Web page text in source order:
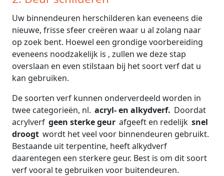
Uw binnendeuren herschilderen kan eveneens die
nieuwe, frisse sfeer creëren waar u al zolang naar
op zoek bent. Hoewel een grondige voorbereiding
eveneens noodzakelijk is , zullen we deze stap
overslaan en even stilstaan bij het soort verf dat u
kan gebruiken.
De soorten verf kunnen onderverdeeld worden in
twee categorieën, nl. acryl- en alkydverf. Doordat
acrylverf geen sterke geur afgeeft en redelijk snel
droogt wordt het veel voor binnendeuren gebruikt.
Bestaande uit terpentine, heeft alkydverf
daarentegen een sterkere geur. Best is om dit soort
verf vooral te gebruiken voor buitendeuren.